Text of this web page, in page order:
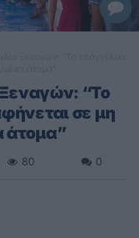
“Το
σε μη
άτομα”
80 0